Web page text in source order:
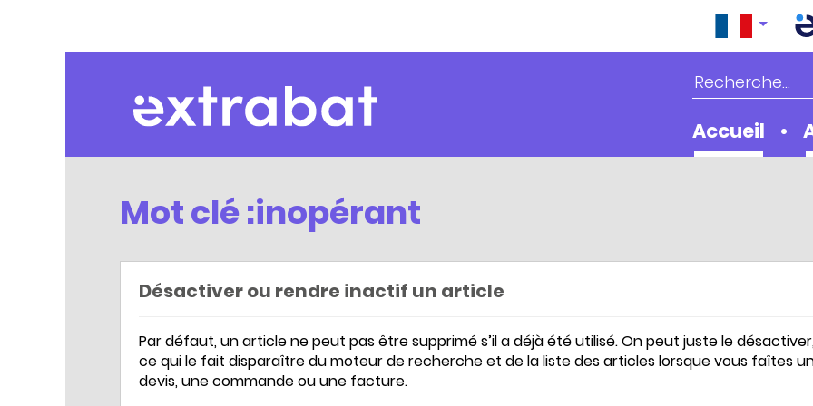
Extrabat – Le Blog
Accueil
Mot clé :inopérant
Désactiver ou rendre inactif un article
Par défaut, un article ne peut pas être supprimé s’il a déjà été utilisé. On peut juste le
ce qui le fait disparaître du moteur de recherche et de la liste des articles lorsque vous faîtes
devis, une commande ou une facture.